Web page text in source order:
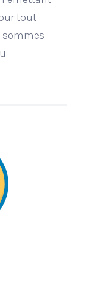
tout